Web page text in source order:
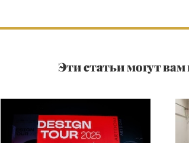
Эти статьи могут